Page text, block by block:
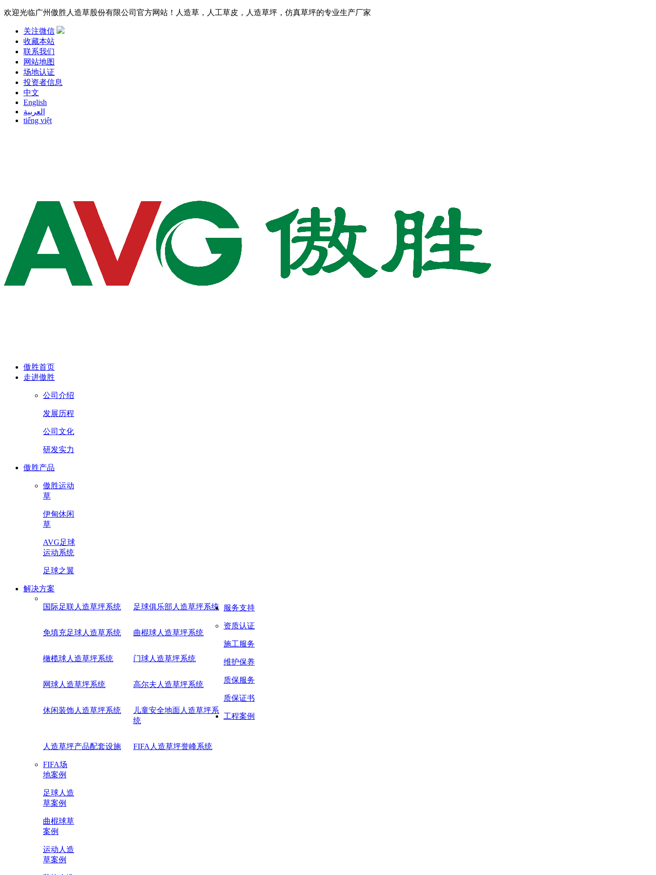
欢迎光临广州傲胜人造草股份有限公司官方网站！人造草，人工草皮，人造草坪，仿真草坪的专业生产厂家
关注微信
收藏本站
联系我们
网站地图
场地认证
投资者信息
中文
English
العربية
tiếng việt
傲胜首页
走进傲胜
公司介绍
发展历程
公司文化
研发实力
傲胜产品
傲胜运动
草
伊甸休闲
草
AVG足球
运动系统
足球之翼
解决方案
国际足联人造草坪系统 足球俱乐部人造草坪系统
免填充足球人造草系统 曲棍球人造草坪系统
橄榄球人造草坪系统 门球人造草坪系统
网球人造草坪系统 高尔夫人造草坪系统
休闲装饰人造草坪系统
儿童安全地面人造草坪系
统
人造草坪产品配套设施 FIFA人造草坪誉峰系统
服务支持
资质认证
施工服务
维护保养
质保服务
质保证书
工程案例
FIFA场
地案例
足球人造
草案例
曲棍球草
案例
运动人造
草案例